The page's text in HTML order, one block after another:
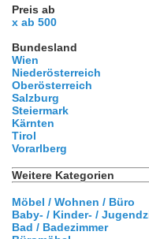
Preis ab
x ab 500
Bundesland
Wien
Niederösterreich
Oberösterreich
Salzburg
Steiermark
Kärnten
Tirol
Vorarlberg
Weitere Kategorien
Möbel / Wohnen / Büro
Baby- / Kinder- /
Bad / Badezimmer